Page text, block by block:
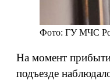
Фото: ГУ МЧС
На момент
подъезде